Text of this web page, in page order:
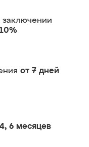
заключении
от 7 дней
6 месяцев